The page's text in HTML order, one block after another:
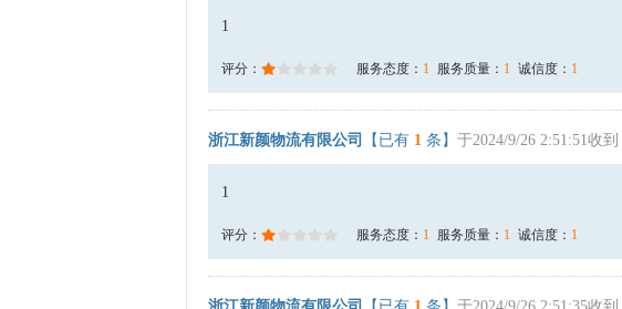
1
评分： 服务态度： 1 服务质量： 1 诚信度： 1
浙江新颜物流有限公司 【已有 1 条】 于2024/9/26 2:51:51收到
1
评分： 服务态度： 1 服务质量： 1 诚信度： 1